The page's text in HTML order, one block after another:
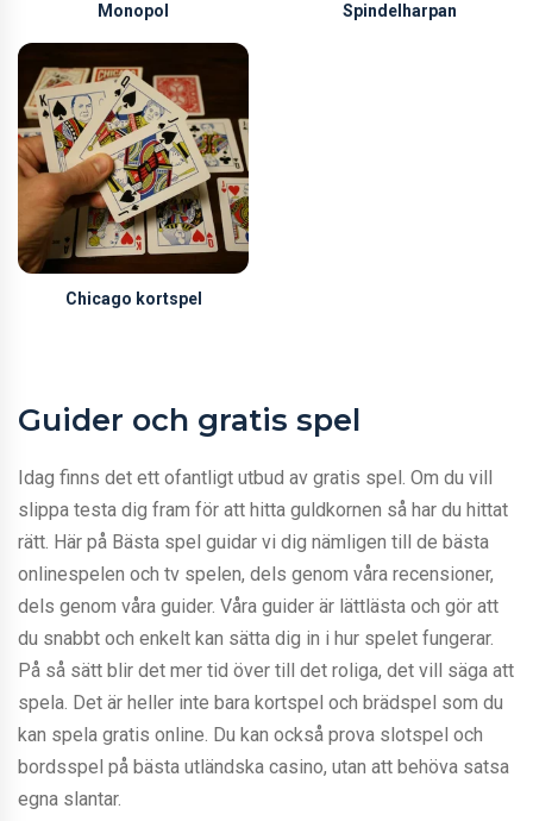
Monopol Spindelharpan
Chicago kortspel
Guider och gratis spel
Idag finns det ett ofantligt utbud av gratis spel. Om du vill
slippa testa dig fram för att hitta guldkornen så har du hittat
rätt. Här på Bästa spel guidar vi dig nämligen till de bästa
onlinespelen och tv spelen, dels genom våra recensioner,
dels genom våra guider. Våra guider är lättlästa och gör att
du snabbt och enkelt kan sätta dig in i hur spelet fungerar.
På så sätt blir det mer tid över till det roliga, det vill säga att
spela. Det är heller inte bara kortspel och brädspel som du
kan spela gratis online. Du kan också prova slotspel och
bordsspel på bästa utländska casino, utan att behöva satsa
egna slantar.